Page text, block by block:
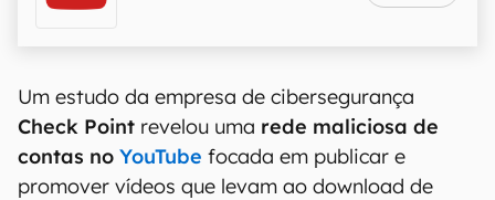
Um estudo da empresa de cibersegurança
Check Point revelou uma rede maliciosa de
contas no YouTube focada em publicar e
promover vídeos que levam ao download de